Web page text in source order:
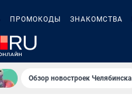
ПРОМОКОДЫ ЗНАКОМСТВА
Обзор новостроек Челябинска